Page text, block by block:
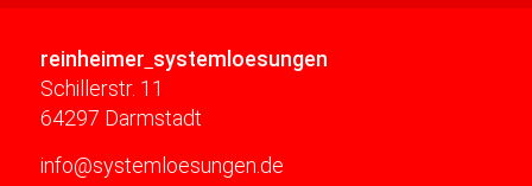
reinheimer systemloesungen
Schillerstr. 11
64297 Darmstadt
info@systemloesungen.de